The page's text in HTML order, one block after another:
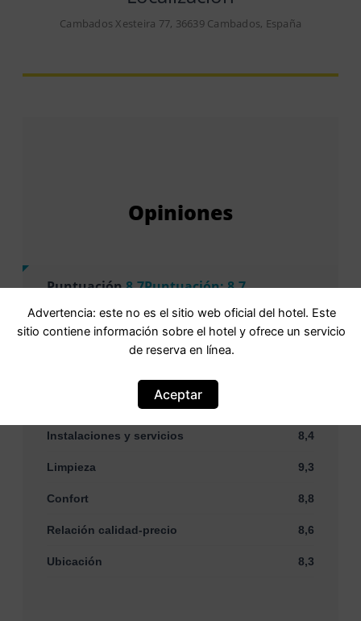
Cambados Xesteira 77, 36639 Cambados, España
Opiniones
Puntuación8,7Puntuación: 8.7
FabulosoValoración: fabuloso · 166
comentarios
166 comentarios
Instalaciones y servicios 8,4
Limpieza 9,3
Confort 8,8
Relación calidad-precio 8,6
Ubicación 8,3
Advertencia: este no es el sitio web oficial del hotel. Este
sitio contiene información sobre el hotel y ofrece un servicio
de reserva en línea.
Aceptar